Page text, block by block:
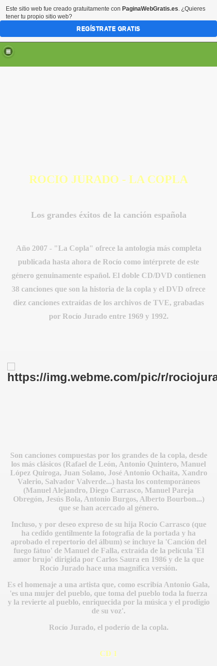
ROCIO JURADO - LA COPLA
Los grandes éxitos de la canción española
Año 2007 - "La Copla" ofrece la antología más completa
publicada hasta ahora de Rocío como intérprete de este
género genuinamente español. El doble CD/DVD contienen
38 canciones que son la historia de la copla y el DVD ofrece
diez canciones extraídas de los archivos de TVE, grabadas
por Rocío Jurado entre 1969 y 1992.
Son canciones compuestas por los grandes de la copla, desde
los más clásicos (Rafael de León, Antonio Quintero, Manuel
López Quiroga, Juan Solano, José Antonio Ochaíta, Xandro
Valerio, Salvador Valverde...) hasta los contemporáneos
(Manuel Alejandro, Diego Carrasco, Manuel Pareja
Obregón, Jesús Bola, Antonio Burgos, Alberto Bourbon...)
que se han acercado al género.
Incluso, y por deseo expreso de su hija Rocío Carrasco (que
ha cedido gentilmente la fotografía de la portada y ha
aprobado el repertorio del álbum) se incluye la 'Canción del
fuego fátuo' de Manuel de Falla, extraída de la película 'El
amor brujo' dirigida por Carlos Saura en 1986 y de la que
Rocío Jurado hace una magnífica versión.
Es el homenaje a una artista que, como escribía Antonio Gala,
'es una mujer del pueblo, que toma del pueblo toda la fuerza
y la revierte al pueblo, enriquecida por la música y el prodigio
de su voz'.
Rocío Jurado, el poderío de la copla.
CD 1
Este sitio web fue creado gratuitamente con PaginaWebGratis.es. ¿Quieres
tener tu propio sitio web?
REGÍSTRATE GRATIS